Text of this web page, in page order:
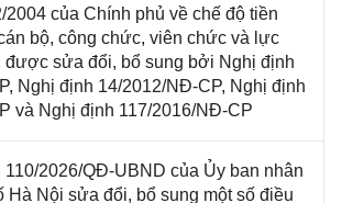
2004 của Chính phủ về chế độ tiền
bộ, công chức, viên chức và lực
được sửa đổi, bổ sung bởi Nghị định
Nghị định 14/2012/NĐ-CP, Nghị định
và Nghị định 117/2016/NĐ-CP
110/2026/QĐ-UBND của Ủy ban nhân
Hà Nội sửa đổi, bổ sung một số điều